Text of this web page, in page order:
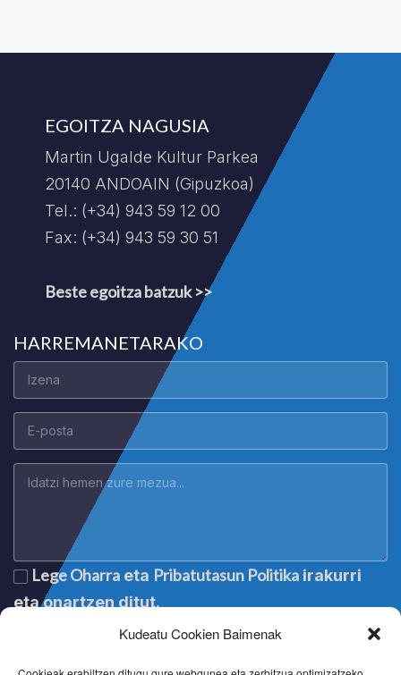
Kudeatu Cookien Baimenak
EGOITZA NAGUSIA
Martin Ugalde Kultur Parkea
20140 ANDOAIN (Gipuzkoa)
Tel.: (+34) 943 59 12 00
Fax: (+34) 943 59 30 51
Beste egoitza batzuk >>
HARREMANETARAKO
Lege Oharra eta Pribatutasun Politika irakurri
eta onartzen ditut.